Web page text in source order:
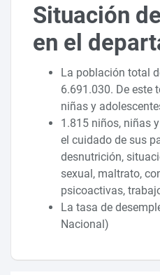
Situación
en el
La población total
6.691.030. De este
niñas y
1.815 niños, niñas
el cuidado de sus
desnutrición,
sexual, maltrato,
psicoactivas,
La tasa de
Nacional)